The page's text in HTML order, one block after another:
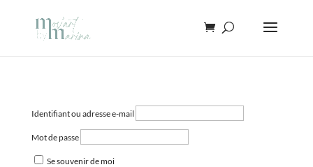
Identifiant ou adresse e-mail
Mot de passe
Se souvenir de moi